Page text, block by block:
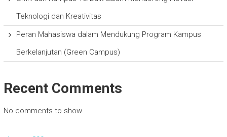
Teknologi dan Kreativitas
Peran Mahasiswa dalam Mendukung Program Kampus
Berkelanjutan (Green Campus)
Recent Comments
No comments to show.